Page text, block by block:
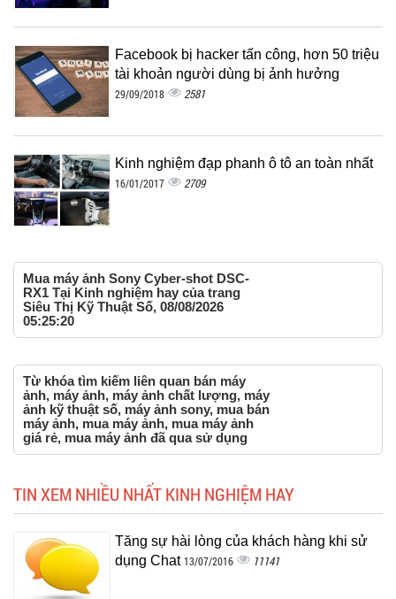
Facebook bị hacker tấn công, hơn 50 triệu
tài khoản người dùng bị ảnh hưởng
29/09/2018 2581
Kinh nghiệm đạp phanh ô tô an toàn nhất
16/01/2017 2709
Mua máy ảnh Sony Cyber-shot DSC-
RX1 Tại Kinh nghiệm hay của trang
Siêu Thị Kỹ Thuật Số, 08/08/2026
05:25:20
Từ khóa tìm kiếm liên quan bán máy
ảnh, máy ảnh, máy ảnh chất lượng, máy
ảnh kỹ thuật số, máy ảnh sony, mua bán
máy ảnh, mua máy ảnh, mua máy ảnh
giá rẻ, mua máy ảnh đã qua sử dụng
TIN XEM NHIỀU NHẤT KINH NGHIỆM HAY
Tăng sự hài lòng của khách hàng khi sử
dụng Chat13/07/2016 11141